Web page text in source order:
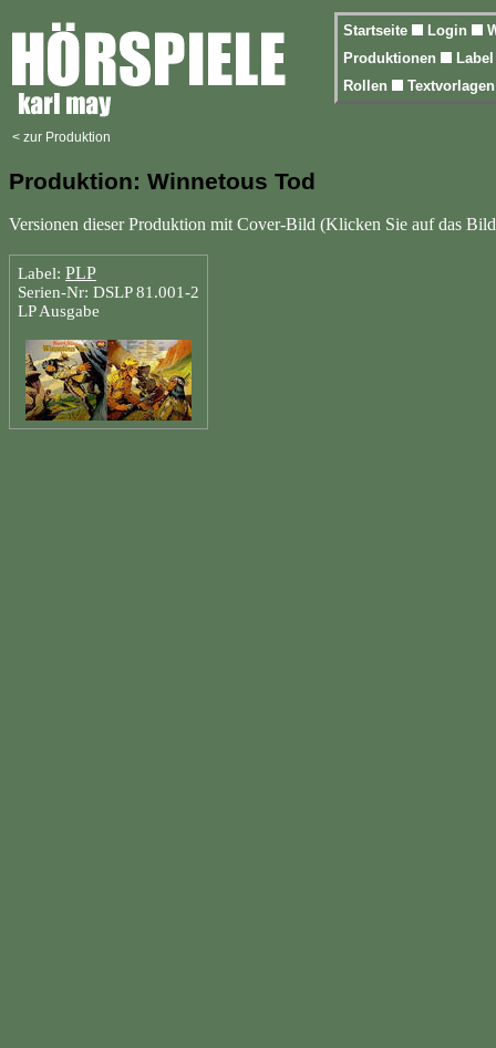
Startseite Login
Produktionen
Rollen
< zur Produktion
Produktion: Winnetous Tod
Versionen dieser Produktion mit Cover-Bild (Klicken Sie auf das
Label: PLP
Serien-Nr: DSLP 81.001-2
LP Ausgabe